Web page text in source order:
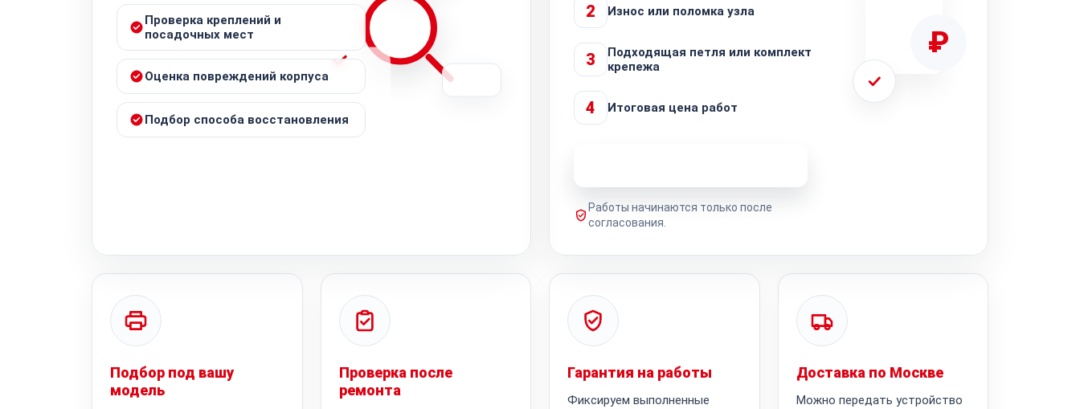
Проверка креплений и
посадочных мест
Оценка повреждений корпуса
Подбор способа восстановления
2 Износ или поломка узла
3
Подходящая петля или комплект
крепежа
4 Итоговая цена работ
Работы начинаются только после
согласования.
₽
Подбор под вашу
модель
Проверка после
ремонта
Гарантия на работы
Фиксируем выполненные
Доставка по Москве
Можно передать устройство